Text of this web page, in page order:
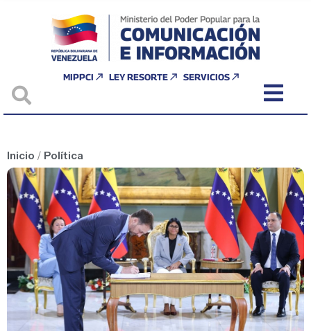
MIPPCI LEY RESORTE SERVICIOS
Inicio / Política